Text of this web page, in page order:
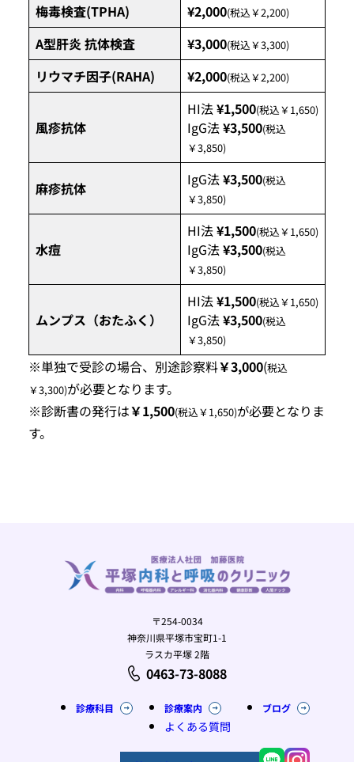
梅毒検査(TPHA) ¥2,000(税込￥2,200)
A型肝炎 抗体検査 ¥3,000(税込￥3,300)
リウマチ因子(RAHA) ¥2,000(税込￥2,200)
風疹抗体
HI法¥1,500(税込￥1,650)
IgG法¥3,500(税込
￥3,850)
麻疹抗体 IgG法¥3,500(税込
￥3,850)
水痘
HI法¥1,500(税込￥1,650)
IgG法¥3,500(税込
￥3,850)
ムンプス（おたふく）
HI法¥1,500(税込￥1,650)
IgG法¥3,500(税込
￥3,850)
※単独で受診の場合、別途診察料￥3,000(税込
￥3,300)が必要となります。
※診断書の発行は￥1,500(税込￥1,650)が必要となりま
す。
〒254-0034
神奈川県平塚市宝町1-1
ラスカ平塚 2階
0463-73-8088
診療科目 診療案内
よくある質問
ブログ